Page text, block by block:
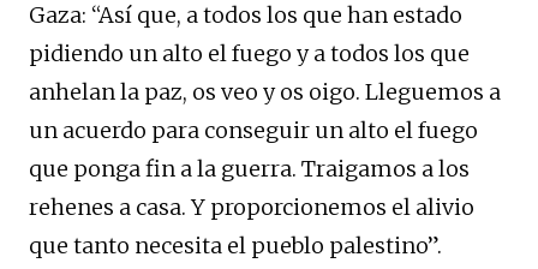
Gaza: “Así que, a todos los que han estado
pidiendo un alto el fuego y a todos los que
anhelan la paz, os veo y os oigo. Lleguemos a
un acuerdo para conseguir un alto el fuego
que ponga fin a la guerra. Traigamos a los
rehenes a casa. Y proporcionemos el alivio
que tanto necesita el pueblo palestino”.